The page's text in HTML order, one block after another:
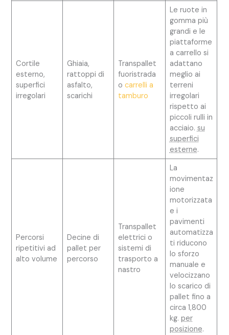
Cortile
esterno,
superfici
irregolari
Ghiaia,
rattoppi di
asfalto,
scarichi
Transpallet
fuoristrada
o carrelli a
tamburo
Le ruote in
gomma più
grandi e le
piattaforme
a carrello si
adattano
meglio ai
terreni
irregolari
rispetto ai
piccoli rulli in
acciaio.su
superfici
esterne.
Percorsi
ripetitivi ad
alto volume
Decine di
pallet per
percorso
Transpallet
elettrici o
sistemi di
trasporto a
nastro
La
movimentaz
ione
motorizzata
e i
pavimenti
automatizza
ti riducono
lo sforzo
manuale e
velocizzano
lo scarico di
pallet fino a
circa 1,800
kg. per
posizione.